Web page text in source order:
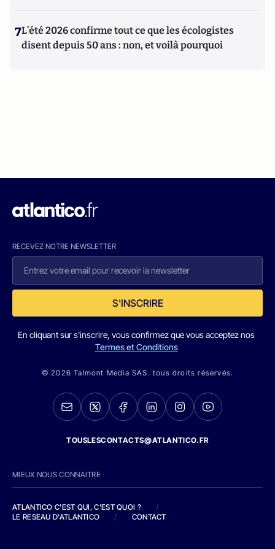
7L’été 2026 confirme tout ce que les écologistes
disent depuis 50 ans : non, et voilà pourquoi
RECEVEZ NOTRE NEWSLETTER
S'INSCRIRE
En cliquant sur s'inscrire, vous confirmez que vous acceptez nos
Termes et Conditions
© 2026 Talmont Media SAS. tous droits réservés.
TOUSLESCONTACTS@ATLANTICO.FR
MIEUX NOUS CONNAITRE
ATLANTICO C'EST QUI, C'EST QUOI ?
/
LE RESEAU D'ATLANTICO
/ CONTACT